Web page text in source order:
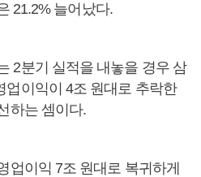
21.2% 늘어났다.
2분기 실적을 내놓을 경우 삼
업이익이 4조 원대로 추락한
하는 셈이다.
업이익 7조 원대로 복귀하게